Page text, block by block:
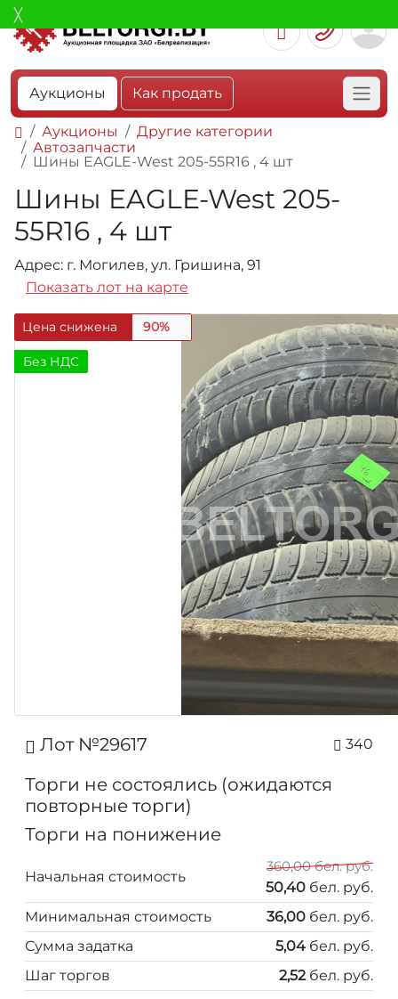
Аукционы Как продать
Аукционы
Другие категории
Автозапчасти
Шины EAGLE-West 205-55R16 , 4 шт
Шины EAGLE-West 205-
55R16 , 4 шт
Адрес: г. Могилев, ул. Гришина, 91
Показать лот на карте
Цена снижена 90%
Без НДС
Лот №29617 340
Торги не состоялись (ожидаются
повторные торги)
Торги на понижение
Начальная стоимость
360,00 бел. руб.
50,40 бел. руб.
Минимальная стоимость
36,00 бел. руб.
Сумма задатка
5,04 бел. руб.
Шаг торгов
2,52 бел. руб.